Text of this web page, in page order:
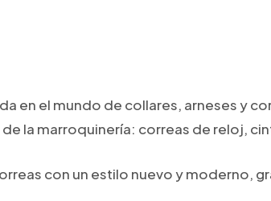
en el mundo de collares, arneses y
la marroquinería: correas de reloj,
con un estilo nuevo y moderno,